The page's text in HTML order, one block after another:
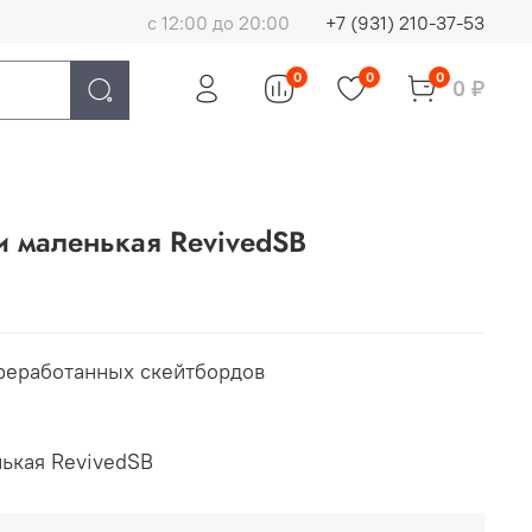
с 12:00 до 20:00 +7 (931) 210-37-53
0 0 0 0 ₽
маленькая RevivedSB
скейтбордов
RevivedSB